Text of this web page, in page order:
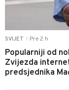
SVIJET Pre 2 h
Popularniji od
Zvijezda
predsjednika